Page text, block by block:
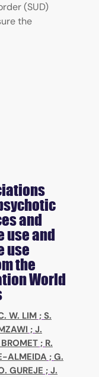
(SUD)
the
and
use and
use
the
World
W. LIM ; S.
; J.
; R.
ALMEIDA ; G.
GUREJE ; J.